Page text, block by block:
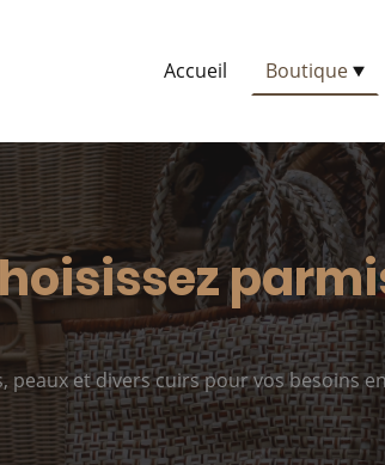
Accueil Boutique
peaux et divers cuirs pour vos besoins